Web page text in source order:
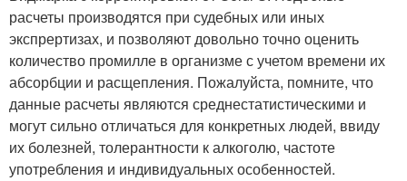
расчеты производятся при судебных или иных
экспрертизах, и позволяют довольно точно оценить
количество промилле в организме с учетом времени их
абсорбции и расщепления. Пожалуйста, помните, что
данные расчеты являются среднестатистическими и
могут сильно отличаться для конкретных людей, ввиду
их болезней, толерантности к алкоголю, частоте
употребления и индивидуальных особенностей.